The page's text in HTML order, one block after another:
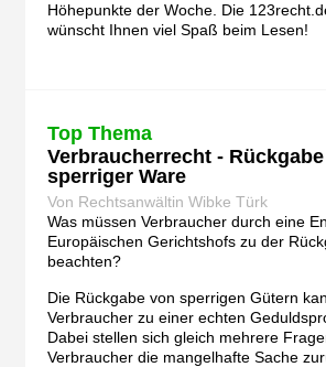
Höhepunkte der Woche. Die
wünscht Ihnen viel Spaß beim Lesen!
Top Thema
Verbraucherrecht -
sperriger Ware
Von Rechtsanwältin Wibke Türk
Was müssen Verbraucher durch eine
Europäischen Gerichtshofs zu der
beachten?
Die Rückgabe von sperrigen Gütern
Verbraucher zu einer echten
Dabei stellen sich gleich mehrere
Verbraucher die mangelhafte Sache